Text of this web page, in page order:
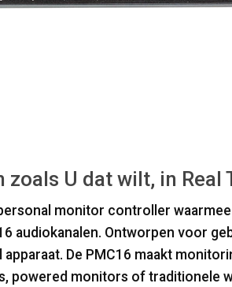
zoals U dat wilt, in Real
monitor controller
audiokanalen. Ontworpen voor
De PMC16 maakt
powered monitors of traditionele